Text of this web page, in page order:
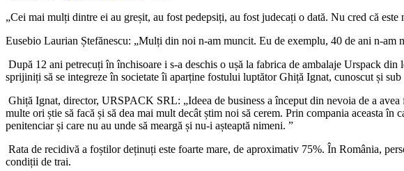
„Cei mai mulți dintre ei au greșit, au fost pedepsiți, au fost judecați o dată. Nu cred că este
Eusebio Laurian Ștefănescu: „Mulți din noi n-am muncit. Eu de exemplu, 40 de ani n-am
După 12 ani petrecuți în închisoare i s-a deschis o ușă la fabrica de ambalaje Urspack
sprijiniți să se integreze în societate îi aparține fostului luptător Ghiță Ignat, cunoscut și
Ghiță Ignat, director, URSPACK SRL: „Ideea de business a început din nevoia de a
multe ori știe să facă și să dea mai mult decât știm noi să cerem. Prin compania aceasta
penitenciar și care nu au unde să meargă și nu-i așteaptă nimeni. ”
Rata de recidivă a foștilor deținuți este foarte mare, de aproximativ 75%. În România,
condiții de trai.